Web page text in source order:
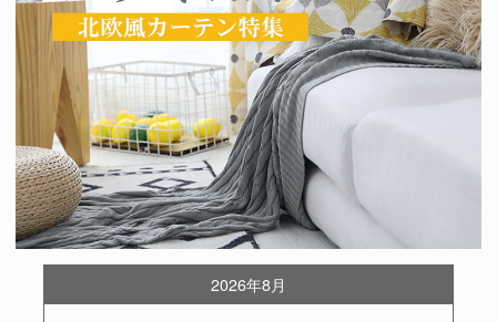
2026年8月